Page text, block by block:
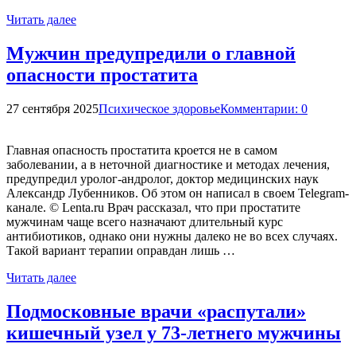
Читать далее
Мужчин предупредили о главной
опасности простатита
27 сентября 2025Психическое здоровьеКомментарии: 0
Главная опасность простатита кроется не в самом
заболевании, а в неточной диагностике и методах лечения,
предупредил уролог-андролог, доктор медицинских наук
Александр Лубенников. Об этом он написал в своем Telegram-
канале. © Lenta.ru Врач рассказал, что при простатите
мужчинам чаще всего назначают длительный курс
антибиотиков, однако они нужны далеко не во всех случаях.
Такой вариант терапии оправдан лишь …
Читать далее
Подмосковные врачи «распутали»
кишечный узел у 73-летнего мужчины